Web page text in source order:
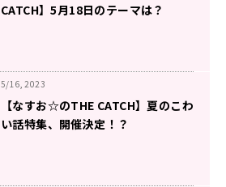
CATCH】5月18日のテーマは？
5/16, 2023
【なすお☆のTHE CATCH】夏のこわ
い話特集、開催決定！？